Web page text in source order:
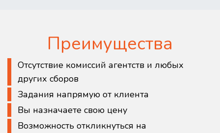
Преимущества
Отсутствие комиссий агентств и любых
других сборов
Задания напрямую от клиента
Вы назначаете свою цену
Возможность откликнуться на